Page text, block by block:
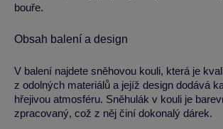
bouře.
Obsah balení a design
V balení najdete sněhovou kouli, která je
z odolných materiálů a jejíž design dodává
hřejivou atmosféru. Sněhulák v kouli je
zpracovaný, což z něj činí dokonalý dárek.